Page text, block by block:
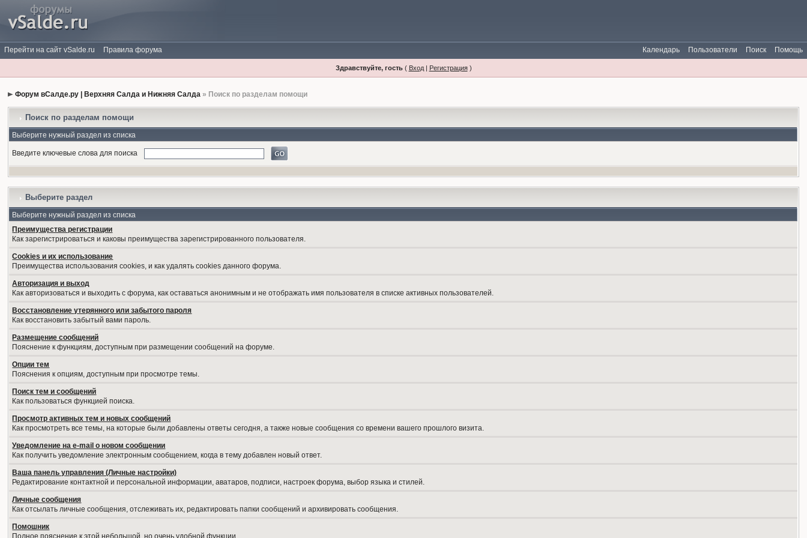
Перейти на сайт vSalde.ru Правила форума Помощь
Поиск
Пользователи
Календарь
Здравствуйте, гость( Вход| Регистрация)
Форум вСалде.ру | Верхняя Салда и Нижняя Салда » Поиск по разделам помощи
Поиск по разделам помощи
Выберите нужный раздел из списка
Введите ключевые слова для поиска
Выберите раздел
Выберите нужный раздел из списка
Преимущества регистрации
Как зарегистрироваться и каковы преимущества зарегистрированного пользователя.
Cookies и их использование
Преимущества использования cookies, и как удалять cookies данного форума.
Авторизация и выход
Как авторизоваться и выходить с форума, как оставаться анонимным и не отображать имя пользователя в списке активных пользователей.
Восстановление утерянного или забытого пароля
Как восстановить забытый вами пароль.
Размещение сообщений
Пояснение к функциям, доступным при размещении сообщений на форуме.
Опции тем
Пояснения к опциям, доступным при просмотре темы.
Поиск тем и сообщений
Как пользоваться функцией поиска.
Просмотр активных тем и новых сообщений
Как просмотреть все темы, на которые были добавлены ответы сегодня, а также новые сообщения со времени вашего прошлого визита.
Уведомление на е-mail о новом сообщении
Как получить уведомление электронным сообщением, когда в тему добавлен новый ответ.
Ваша панель управления (Личные настройки)
Редактирование контактной и персональной информации, аватаров, подписи, настроек форума, выбор языка и стилей.
Личные сообщения
Как отсылать личные сообщения, отслеживать их, редактировать папки сообщений и архивировать сообщения.
Помошник
Полное пояснение к этой небольшой, но очень удобной функции